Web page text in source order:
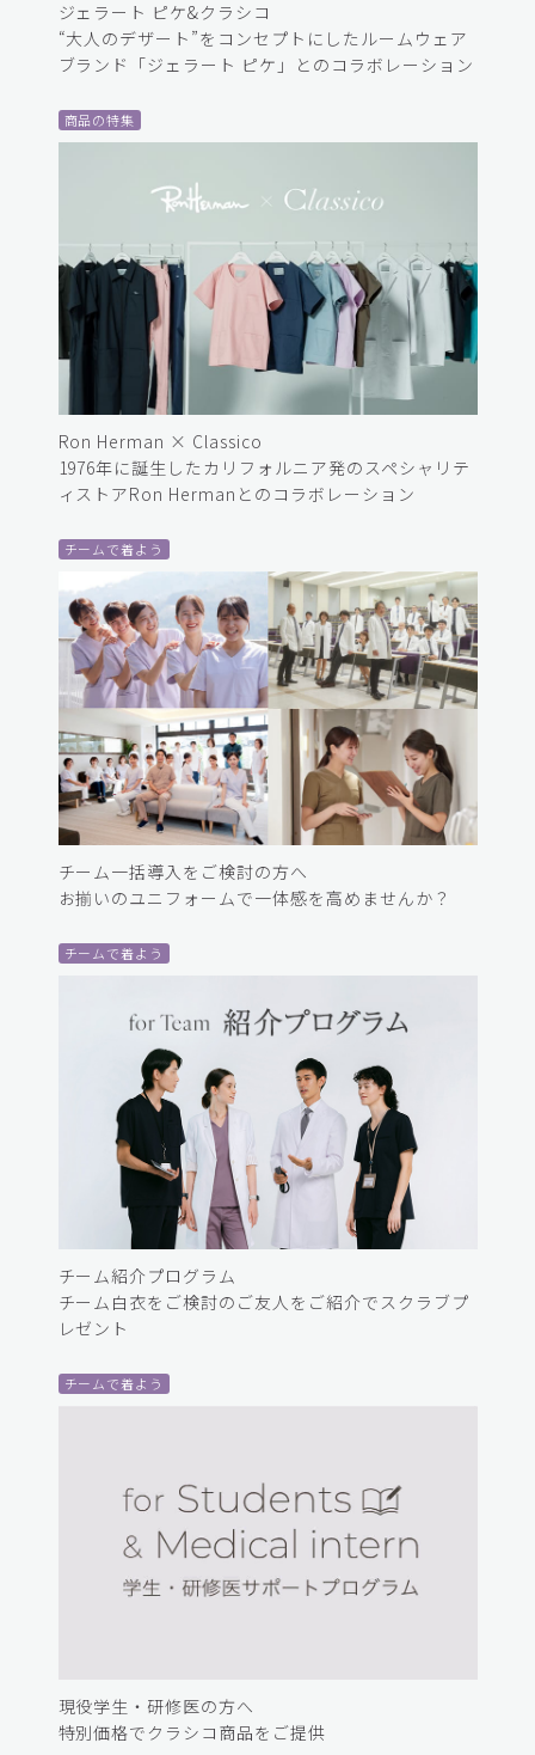
ジェラート ピケ&クラシコ
“大人のデザート”をコンセプトにしたルームウェア
ブランド「ジェラート ピケ」とのコラボレーション
商品の特集
Ron Herman × Classico
1976年に誕生したカリフォルニア発のスペシャリテ
ィストアRon Hermanとのコラボレーション
チームで着よう
チーム一括導入をご検討の方へ
お揃いのユニフォームで一体感を高めませんか？
チームで着よう
チーム紹介プログラム
チーム白衣をご検討のご友人をご紹介でスクラブプ
レゼント
チームで着よう
現役学生・研修医の方へ
特別価格でクラシコ商品をご提供